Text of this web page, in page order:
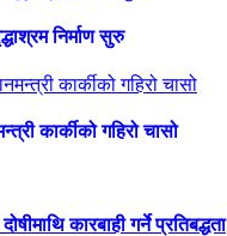
निर्माण सुरु
कार्कीको गहिरो चासो
कारबाही गर्ने प्रतिबद्धता